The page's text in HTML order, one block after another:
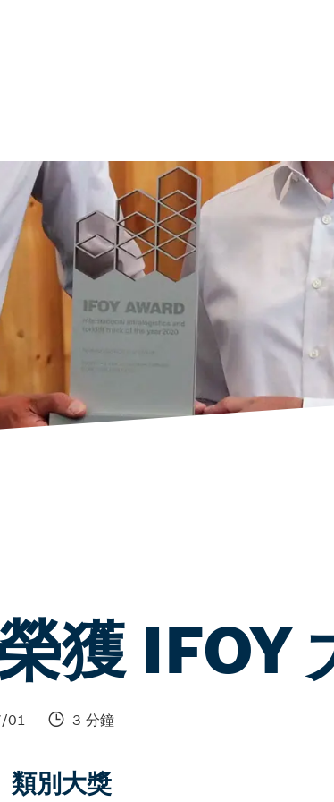
獲 IFOY
01 3 分鐘
類別大獎